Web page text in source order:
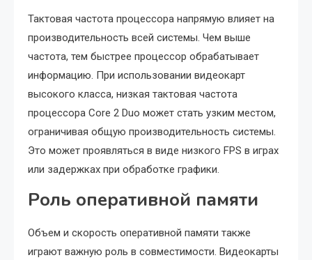
Тактовая частота процессора напрямую влияет на
производительность всей системы. Чем выше
частота, тем быстрее процессор обрабатывает
информацию. При использовании видеокарт
высокого класса, низкая тактовая частота
процессора Core 2 Duo может стать узким местом,
ограничивая общую производительность системы.
Это может проявляться в виде низкого FPS в играх
или задержках при обработке графики.
Роль оперативной памяти
Объем и скорость оперативной памяти также
играют важную роль в совместимости. Видеокарты